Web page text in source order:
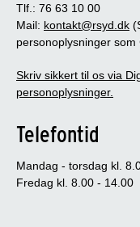
Tlf.: 76 63 10 00
Mail: kontakt@rsyd.dk
personoplysninger som
Skriv sikkert til os via
personoplysninger.
Telefontid
Mandag - torsdag kl.
Fredag kl. 8.00 - 14.00